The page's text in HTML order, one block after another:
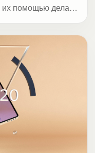
их помощью делать